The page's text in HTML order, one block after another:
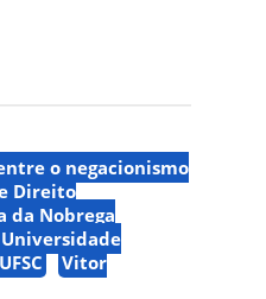
o negacionismo
Direito
da Nobrega
Universidade
Vitor